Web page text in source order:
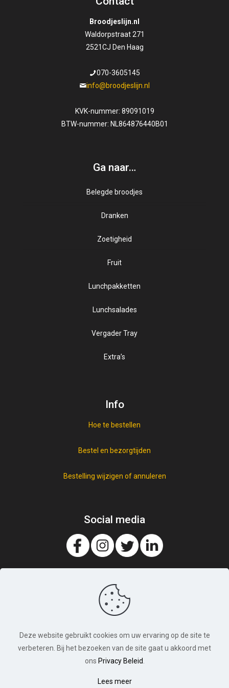
Broodjeslijn.nl
Waldorpstraat 271
2521CJ Den Haag
070-3605145
info@broodjeslijn.nl
KVK-nummer: 89091019
BTW-nummer: NL864876440B01
Ga naar…
Belegde broodjes
Gezond
Kaassoorten
Luxe beleg
Salade op brood
Sortering broodjes
Speciale broodjes
Vegan
Vleeswaren
Dranken
Sappen
Zuivel
Zoetigheid
Fruit
Lunchpakketten
Lunchsalades
Vergader Tray
Extra’s
Info
Hoe te bestellen
Bestel en bezorgtijden
Bestelling wijzigen of annuleren
Social media
© Broodjeslijn.nl. Alle rechten voorbehouden. 2026 |
Deze website gebruikt cookies om uw ervaring op de site te
verbeteren. Bij het bezoeken van de site gaat u akkoord met
ons Privacy Beleid
Lees meer